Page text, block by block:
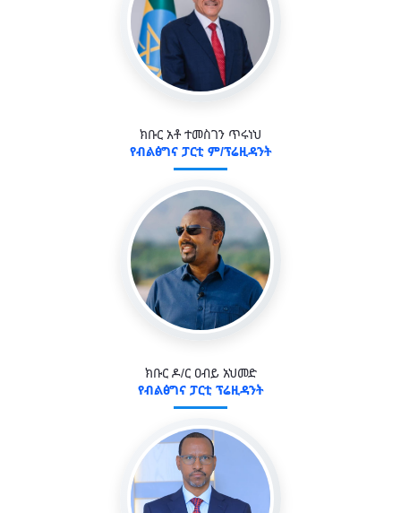
ክቡር አቶ ተመስገን ጥሩነህ
የብልፅግና ፓርቲ ም/ፕሬዚዳንት
ክቡር ዶ/ር ዐብይ አህመድ
የብልፅግና ፓርቲ ፕሬዚዳንት